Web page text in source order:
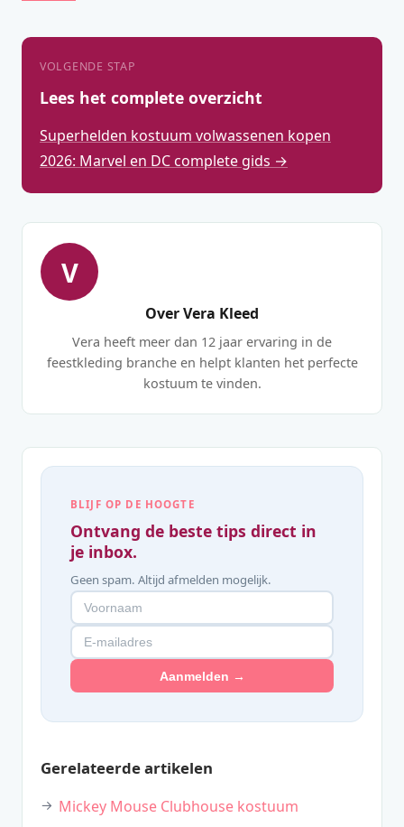
VOLGENDE STAP
Lees het complete overzicht
Superhelden kostuum volwassenen kopen
2026: Marvel en DC complete gids →
V
Over Vera Kleed
Vera heeft meer dan 12 jaar ervaring in de
feestkleding branche en helpt klanten het perfecte
kostuum te vinden.
BLIJF OP DE HOOGTE
Ontvang de beste tips direct in
je inbox.
Geen spam. Altijd afmelden mogelijk.
Aanmelden →
Gerelateerde artikelen
Mickey Mouse Clubhouse kostuum